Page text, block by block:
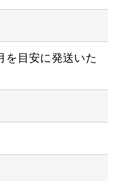
を目安に発送いた